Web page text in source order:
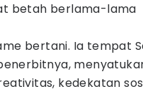
betah berlama-lama
bertani. Ia tempat
kedekatan